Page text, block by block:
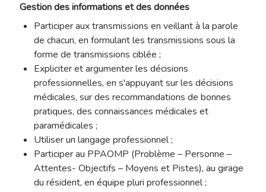
Gestion des informations et des données
Participer aux transmissions en veillant à la parole
de chacun, en formulant les transmissions sous la
forme de transmissions ciblée ;
Expliciter et argumenter les décisions
professionnelles, en s'appuyant sur les décisions
médicales, sur des recommandations de bonnes
pratiques, des connaissances médicales et
paramédicales ;
Utiliser un langage professionnel ;
Participer au PPAOMP (Problème – Personne –
Attentes- Objectifs – Moyens et Pistes), au girage
du résident, en équipe pluri professionnel ;